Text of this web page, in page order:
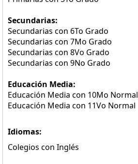
Secundarias:
Secundarias con 6To Grado
Secundarias con 7Mo Grado
Secundarias con 8Vo Grado
Secundarias con 9No Grado
Educación Media:
Educación Media con 10Mo Normal
Educación Media con 11Vo Normal
Idiomas:
Colegios con Inglés